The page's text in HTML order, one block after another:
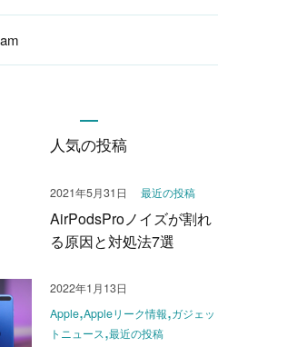
人気の投稿
最近の投稿
AirPodsProノイズが割れ
る原因と対処法7選
2021年5月31日
Apple Appleリーク情報 ガジェッ
トニュース 最近の投稿
2022年1月13日